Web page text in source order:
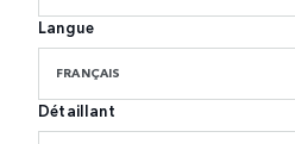
Langue
FRANÇAIS
Détaillant